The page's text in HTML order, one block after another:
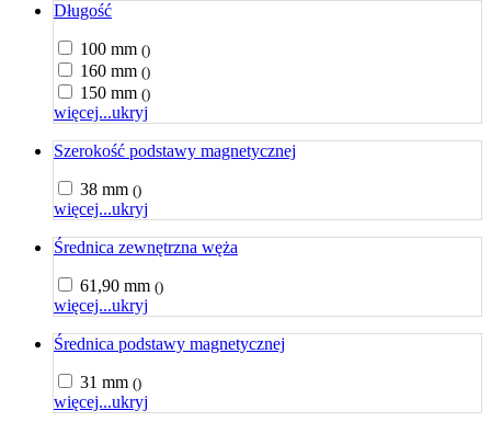
Długość
100 mm ()
160 mm ()
150 mm ()
więcej...ukryj
Szerokość podstawy magnetycznej
38 mm ()
więcej...ukryj
Średnica zewnętrzna węża
61,90 mm ()
więcej...ukryj
Średnica podstawy magnetycznej
31 mm ()
więcej...ukryj